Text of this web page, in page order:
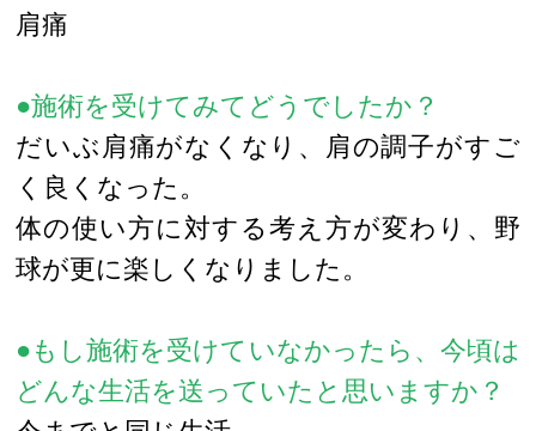
肩痛
●施術を受けてみてどうでしたか？
だいぶ肩痛がなくなり、肩の調子がすご
く良くなった。
体の使い方に対する考え方が変わり、野
球が更に楽しくなりました。
●もし施術を受けていなかったら、今頃は
どんな生活を送っていたと思いますか？